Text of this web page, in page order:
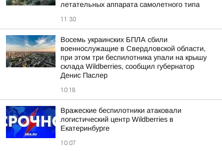
летательных аппарата самолетного типа
11:30
Восемь украинских БПЛА сбили
военнослужащие в Свердловской области,
при этом три беспилотника упали на крышу
склада Wildberries, сообщил губернатор
Денис Паслер
10:18
Вражеские беспилотники атаковали
логистический центр Wildberries в
Екатеринбурге
10:07